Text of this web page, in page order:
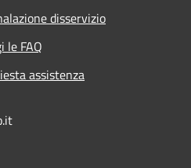
disservizio
le FAQ
assistenza